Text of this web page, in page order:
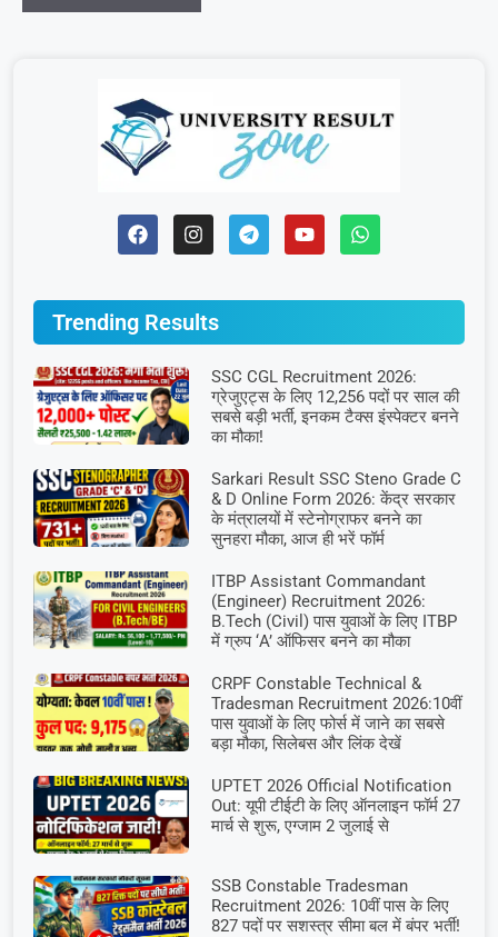
Trending Results
SSC CGL Recruitment 2026:
ग्रेजुएट्स के लिए 12,256 पदों पर साल की
सबसे बड़ी भर्ती, इनकम टैक्स इंस्पेक्टर बनने
का मौका!
Sarkari Result SSC Steno Grade C
& D Online Form 2026: केंद्र सरकार
के मंत्रालयों में स्टेनोग्राफर बनने का
सुनहरा मौका, आज ही भरें फॉर्म
ITBP Assistant Commandant
(Engineer) Recruitment 2026:
B.Tech (Civil) पास युवाओं के लिए ITBP
में ग्रुप ‘A’ ऑफिसर बनने का मौका
CRPF Constable Technical &
Tradesman Recruitment 2026:10वीं
पास युवाओं के लिए फोर्स में जाने का सबसे
बड़ा मौका, सिलेबस और लिंक देखें
UPTET 2026 Official Notification
Out: यूपी टीईटी के लिए ऑनलाइन फॉर्म 27
मार्च से शुरू, एग्जाम 2 जुलाई से
SSB Constable Tradesman
Recruitment 2026: 10वीं पास के लिए
827 पदों पर सशस्त्र सीमा बल में बंपर भर्ती!